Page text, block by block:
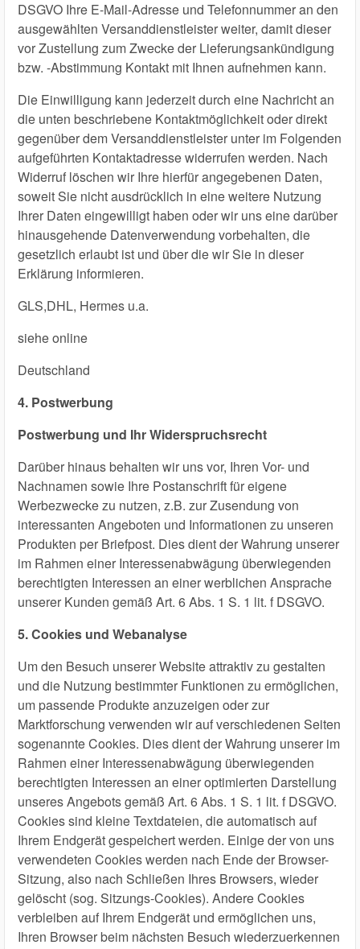
DSGVO Ihre E-Mail-Adresse und Telefonnummer an den
ausgewählten Versanddienstleister weiter, damit dieser
vor Zustellung zum Zwecke der Lieferungsankündigung
bzw. -Abstimmung Kontakt mit Ihnen aufnehmen kann.
Die Einwilligung kann jederzeit durch eine Nachricht an
die unten beschriebene Kontaktmöglichkeit oder direkt
gegenüber dem Versanddienstleister unter im Folgenden
aufgeführten Kontaktadresse widerrufen werden. Nach
Widerruf löschen wir Ihre hierfür angegebenen Daten,
soweit Sie nicht ausdrücklich in eine weitere Nutzung
Ihrer Daten eingewilligt haben oder wir uns eine darüber
hinausgehende Datenverwendung vorbehalten, die
gesetzlich erlaubt ist und über die wir Sie in dieser
Erklärung informieren.
GLS,DHL, Hermes u.a.
siehe online
Deutschland
4. Postwerbung
Postwerbung und Ihr Widerspruchsrecht
Darüber hinaus behalten wir uns vor, Ihren Vor- und
Nachnamen sowie Ihre Postanschrift für eigene
Werbezwecke zu nutzen, z.B. zur Zusendung von
interessanten Angeboten und Informationen zu unseren
Produkten per Briefpost. Dies dient der Wahrung unserer
im Rahmen einer Interessenabwägung überwiegenden
berechtigten Interessen an einer werblichen Ansprache
unserer Kunden gemäß Art. 6 Abs. 1 S. 1 lit. f DSGVO.
5. Cookies und Webanalyse
Um den Besuch unserer Website attraktiv zu gestalten
und die Nutzung bestimmter Funktionen zu ermöglichen,
um passende Produkte anzuzeigen oder zur
Marktforschung verwenden wir auf verschiedenen Seiten
sogenannte Cookies. Dies dient der Wahrung unserer im
Rahmen einer Interessenabwägung überwiegenden
berechtigten Interessen an einer optimierten Darstellung
unseres Angebots gemäß Art. 6 Abs. 1 S. 1 lit. f DSGVO.
Cookies sind kleine Textdateien, die automatisch auf
Ihrem Endgerät gespeichert werden. Einige der von uns
verwendeten Cookies werden nach Ende der Browser-
Sitzung, also nach Schließen Ihres Browsers, wieder
gelöscht (sog. Sitzungs-Cookies). Andere Cookies
verbleiben auf Ihrem Endgerät und ermöglichen uns,
Ihren Browser beim nächsten Besuch wiederzuerkennen